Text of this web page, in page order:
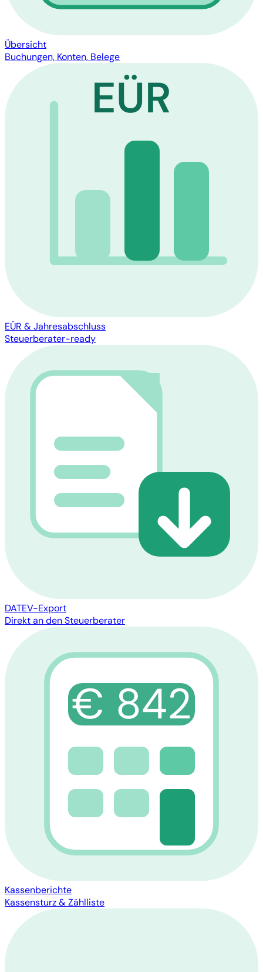
Übersicht
Buchungen, Konten, Belege
EÜR
EÜR & Jahresabschluss
Steuerberater-ready
DATEV-Export
Direkt an den Steuerberater
€ 842
Kassenberichte
Kassensturz & Zählliste